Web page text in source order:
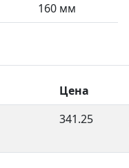
160 мм
Цена
341.25